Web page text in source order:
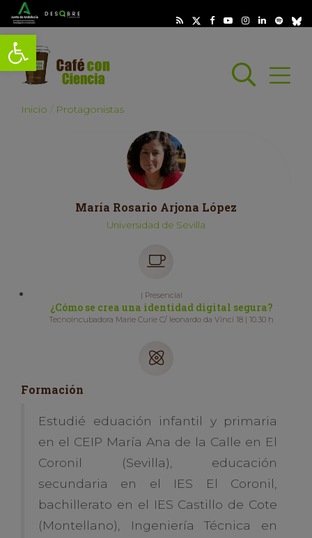
Abrir barra de herramientas
Abrir
Inicio Protagonistas
María Rosario Arjona López
Universidad de Sevilla
| Presencial
¿Cómo se crea una identidad digital segura?
Tecnoincubadora Marie Curie C/ leonardo da Vinci 18 | 10.30 h
Formación
Estudié eduación infantil y primaria
en el CEIP María Ana de la Calle en El
Coronil (Sevilla), educación
secundaria en el IES El Coronil,
bachillerato en el IES Castillo de Cote
(Montellano), Ingeniería Técnica en